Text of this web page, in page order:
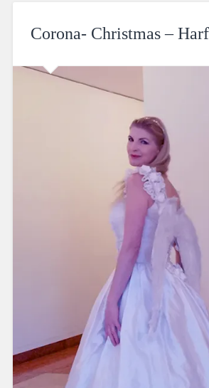
Corona- Christmas –